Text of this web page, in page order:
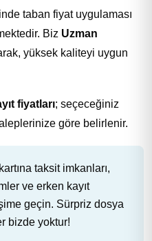
taban fiyat uygulaması
Biz Uzman
yüksek kaliteyi uygun
fiyatları; seçeceğiniz
göre belirlenir.
taksit imkanları,
ve erken kayıt
geçin. Sürpriz dosya
bizde yoktur!